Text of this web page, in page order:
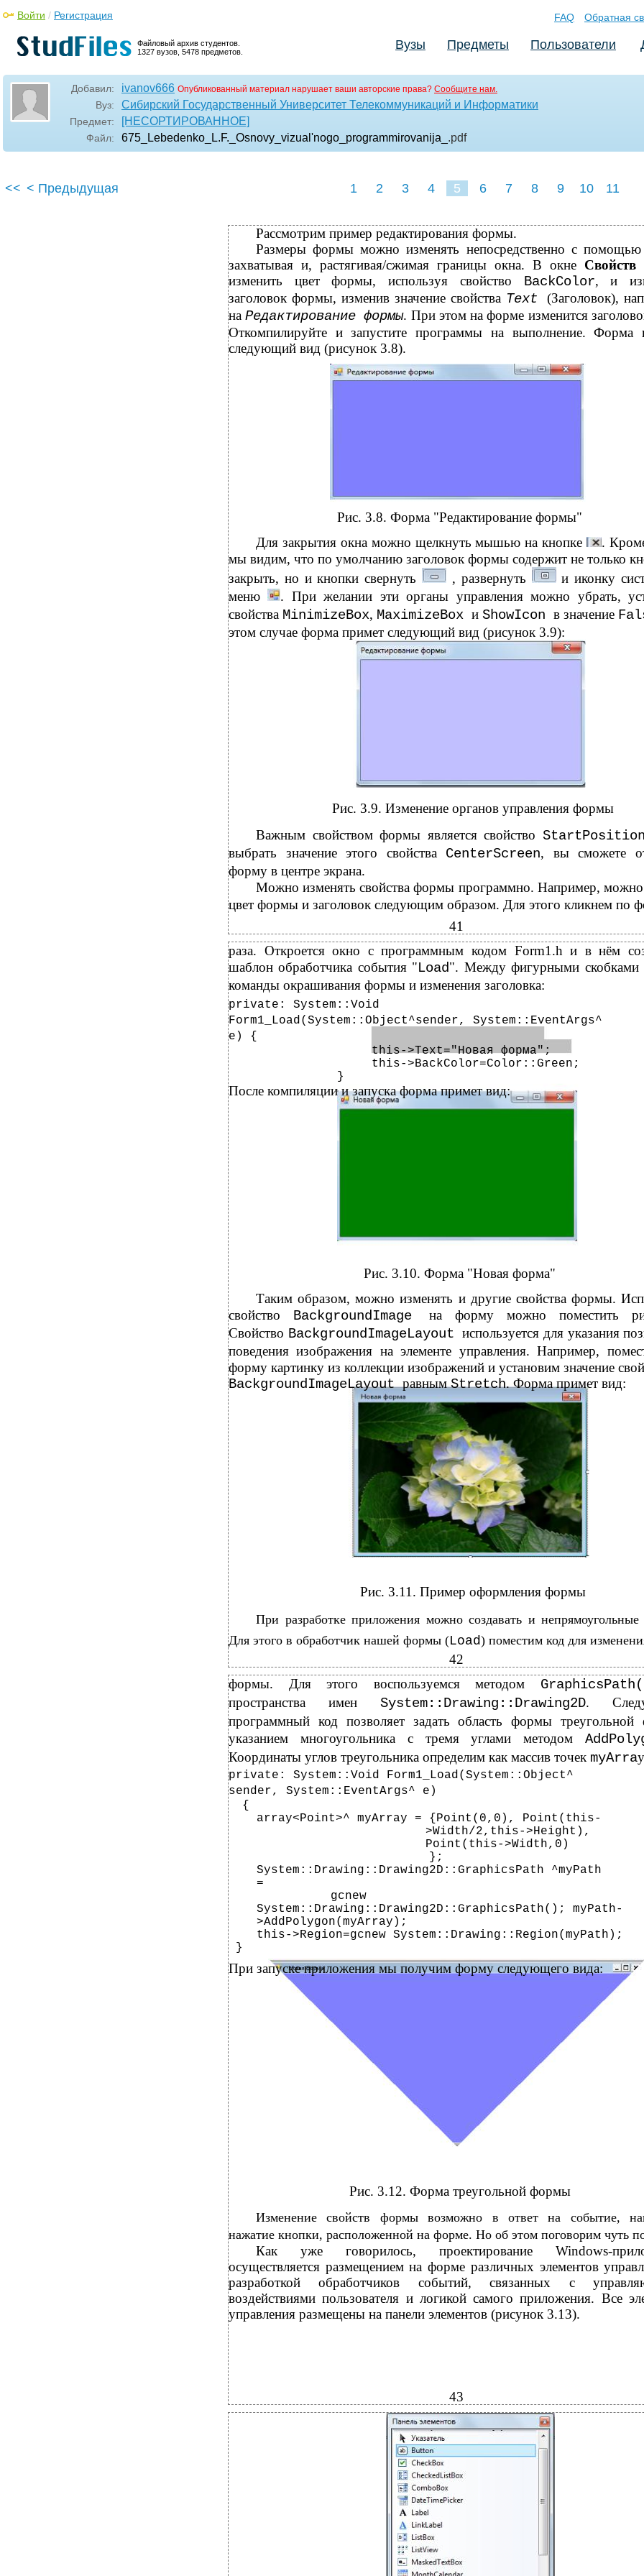
Файловый архив студентов.
1327 вузов, 5478 предметов.
Войти / Регистрация FAQ Обратная
Вузы Предметы Пользователи
Добавил: ivanov666 Опубликованный материал нарушает ваши авторские права? Сообщите нам.
Вуз: Сибирский Государственный Университет Телекоммуникаций и Информатики
Предмет: [НЕСОРТИРОВАННОЕ]
Файл: 675_Lebedenko_L.F._Osnovy_vizual'nogo_programmirovanija_ .pdf
<< < Предыдущая 1 2 3 4 5 6 7 8 9 10 11
Рассмотрим пример редактирования формы.
Размеры формы можно изменять непосредственно с
захватывая и, растягивая/сжимая границы окна. В окне Свойств
изменить цвет формы, используя свойство BackColor, и
заголовок формы, изменив значение свойства Text (Заголовок),
наРедактирование формы. При этом на форме изменится
Откомпилируйте и запустите программы на выполнение. Форма
следующий вид (рисунок 3.8).
Рис. 3.8. Форма "Редактирование формы"
Для закрытия окна можно щелкнуть мышью на кнопке
.
мы видим, что по умолчанию заголовок формы содержит не только
закрыть, но и кнопки свернуть
, развернуть
и иконку
меню
. При желании эти органы управления можно убрать,
свойства MinimizeBox, MaximizeBox и ShowIcon в значение
этом случае форма примет следующий вид (рисунок 3.9):
Рис. 3.9. Изменение органов управления формы
Важным свойством формы является свойство StartPosition
выбрать значение этого свойства CenterScreen, вы сможете
форму в центре экрана.
Можно изменять свойства формы программно. Например, можно
цвет формы и заголовок следующим образом. Для этого кликнем по
41
раза. Откроется окно с программным кодом Form1.h и в нём
шаблон обработчика события "Load". Между фигурными скобками
команды окрашивания формы и изменения заголовка:
private: System::Void
Form1_Load(System::Object^sender, System::EventArgs^
e) {
this->Text="Новая форма";
this->BackColor=Color::Green;
}
После компиляции и запуска форма примет вид:
Рис. 3.10. Форма "Новая форма"
Таким образом, можно изменять и другие свойства формы.
свойство BackgroundImage на форму можно поместить
Свойство BackgroundImageLayoutиспользуется для указания
поведения изображения на элементе управления. Например,
форму картинку из коллекции изображений и установим значение
BackgroundImageLayoutравнымStretch. Форма примет вид:
Рис. 3.11. Пример оформления формы
При разработке приложения можно создавать и
Для этого в обработчик нашей формы (Load) поместим код для
42
формы. Для этого воспользуемся методом
пространства имен System::Drawing::Drawing2D.
программный код позволяет задать область формы
указанием многоугольника с тремя углами методом
Координаты углов треугольника определим как массив точек myArra
private: System::Void Form1_Load(System::Object^
sender, System::EventArgs^ e)
{
array<Point>^ myArray = {Point(0,0), Point(this-
>Width/2,this->Height),
Point(this->Width,0)
};
System::Drawing::Drawing2D::GraphicsPath ^myPath
=
gcnew
System::Drawing::Drawing2D::GraphicsPath(); myPath-
>AddPolygon(myArray);
this->Region=gcnew System::Drawing::Region(myPath);
}
При запуске приложения мы получим форму следующего вида:
Рис. 3.12. Форма треугольной формы
Изменение свойств формы возможно в ответ на событие,
нажатие кнопки, расположенной на форме. Но об этом поговорим чуть
Как уже говорилось, проектирование Windows-
осуществляется размещением на форме различных элементов
разработкой обработчиков событий, связанных с
воздействиями пользователя и логикой самого приложения. Все
управления размещены на панели элементов (рисунок 3.13).
43